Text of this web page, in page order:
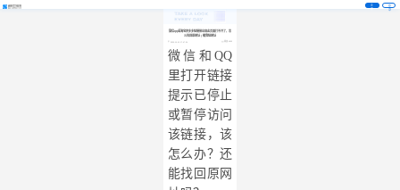
注
册
登
录
微信QQ或淘宝拼多多短链接出现此页面打不开了，怎
么找回原网址 | 缩我短网址
微信和QQ
里打开链接
提示已停止
或暂停访问
该链接，该
怎么办？还
能找回原网